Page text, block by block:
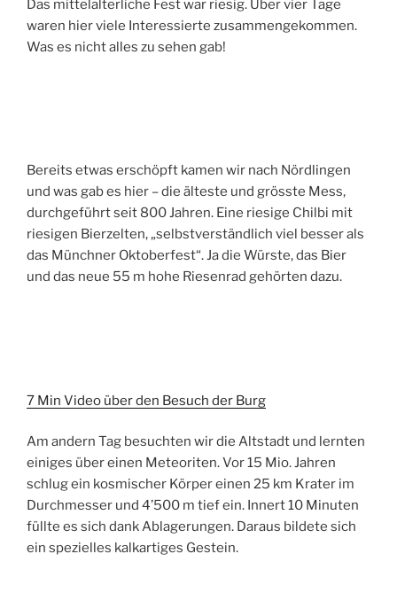
Das mittelalterliche Fest war riesig. Über vier Tage
waren hier viele Interessierte zusammengekommen.
Was es nicht alles zu sehen gab!
Bereits etwas erschöpft kamen wir nach Nördlingen
und was gab es hier – die älteste und grösste Mess,
durchgeführt seit 800 Jahren. Eine riesige Chilbi mit
riesigen Bierzelten, „selbstverständlich viel besser als
das Münchner Oktoberfest“. Ja die Würste, das Bier
und das neue 55 m hohe Riesenrad gehörten dazu.
7 Min Video über den Besuch der Burg
Am andern Tag besuchten wir die Altstadt und lernten
einiges über einen Meteoriten. Vor 15 Mio. Jahren
schlug ein kosmischer Körper einen 25 km Krater im
Durchmesser und 4’500 m tief ein. Innert 10 Minuten
füllte es sich dank Ablagerungen. Daraus bildete sich
ein spezielles kalkartiges Gestein.